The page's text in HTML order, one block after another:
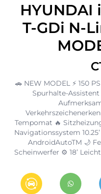
HYUNDAI
T-GDi N-
🚗 NEW MODEL ⚡ 150
Spurhalte-
Tempomat 🔥
Navigationssystem
AndroidAutoTM 🌙
Scheinwerfer ⚙️ 18’